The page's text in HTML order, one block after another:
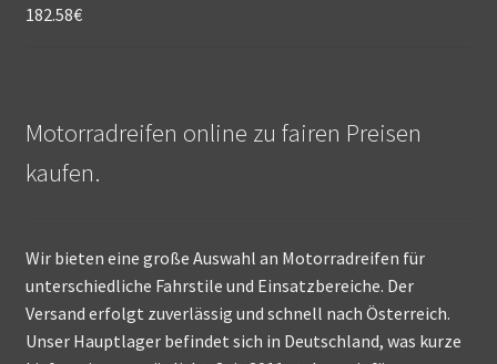
182.58€
Motorradreifen online zu fairen Preisen
kaufen.
Wir bieten eine große Auswahl an Motorradreifen für
unterschiedliche Fahrstile und Einsatzbereiche. Der
Versand erfolgt zuverlässig und schnell nach Österreich.
Unser Hauptlager befindet sich in Deutschland, was kurze